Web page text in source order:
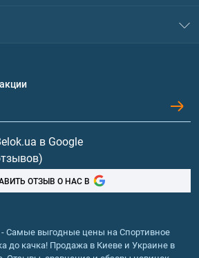
в Google
ОТЗЫВ О НАС В
Самые выгодные цены на Спортивное
до качка! Продажа в Киеве и Украине в